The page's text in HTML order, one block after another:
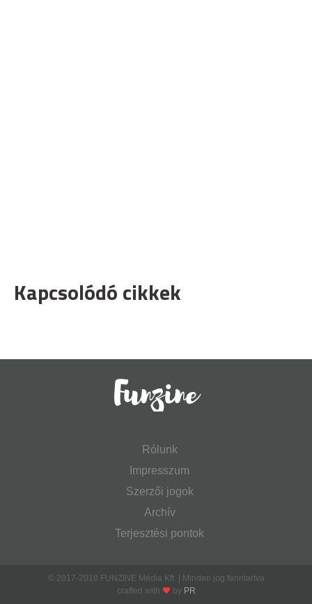
Kapcsolódó cikkek
Rólunk
Impresszum
Szerzői jogok
Archív
Terjesztési pontok
© 2017-2018 FUNZINE Média Kft. | Minden jog fenntartva
crafted with
by PR